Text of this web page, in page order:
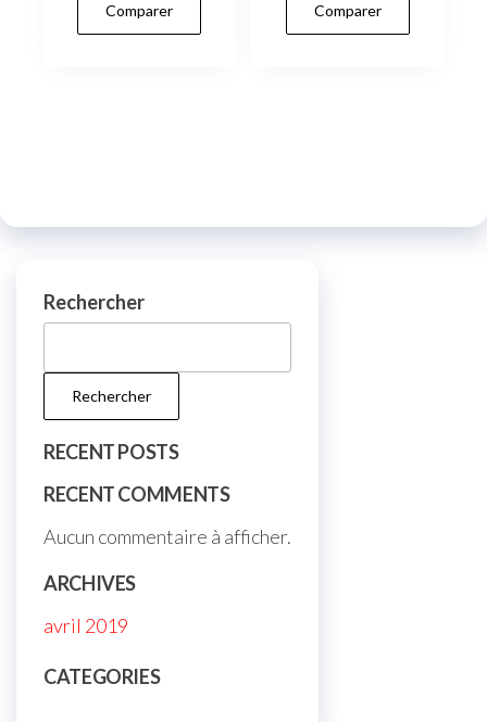
Comparer Comparer
Rechercher
Rechercher
RECENT POSTS
RECENT COMMENTS
Aucun commentaire à afficher.
ARCHIVES
avril 2019
CATEGORIES